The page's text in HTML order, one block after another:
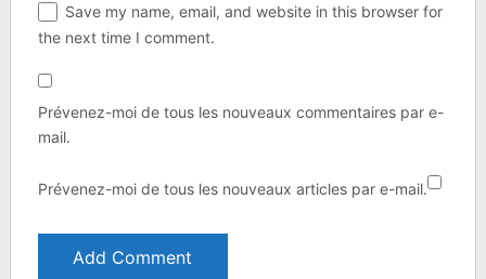
Save my name, email, and website in this browser for
the next time I comment.
Prévenez-moi de tous les nouveaux commentaires par e-
mail.
Prévenez-moi de tous les nouveaux articles par e-mail.